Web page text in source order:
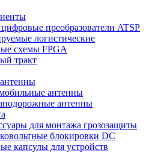
преобразователи ATSP
логистические
схемы FPGA
тракт
антенны
антенны
для монтажа грозозащиты
блокировки DC
капсулы для устройств